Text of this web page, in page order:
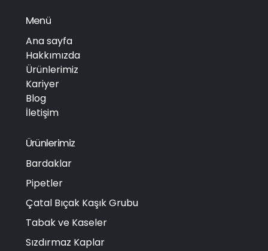
Menü
Ana sayfa
Hakkımızda
Ürünlerimiz
Kariyer
Blog
İletişim
Ürünlerimiz
Bardaklar
Pipetler
Çatal Bıçak Kaşık Grubu
Tabak ve Kaseler
Sızdırmaz Kaplar